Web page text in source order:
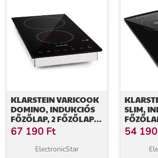
KLARSTEIN VARICOOK
DOMINO, INDUKCIÓS
FŐZŐLAP, 2 FŐZŐLAP,
3000 W
67 190 Ft
ElectronicStar
SLIM,
240 °C,
FEKETE
54 190